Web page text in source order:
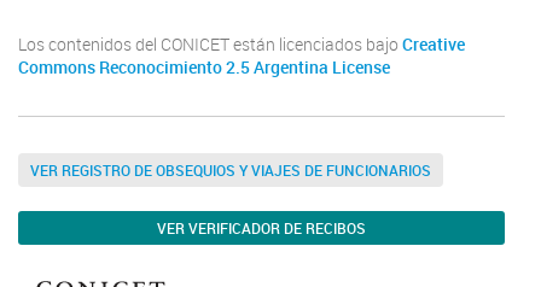
Los contenidos del CONICET están licenciados bajo Creative
Commons Reconocimiento 2.5 Argentina License
VER REGISTRO DE OBSEQUIOS Y VIAJES DE FUNCIONARIOS
VER VERIFICADOR DE RECIBOS